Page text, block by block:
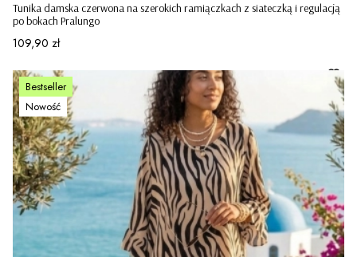
Tunika damska czerwona na szerokich ramiączkach z siateczką i regulacją
po bokach Pralungo
Cena
109,90 zł
Bestseller
Nowość